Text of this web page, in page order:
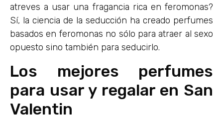
atreves a usar una fragancia rica en feromonas?
Sí, la ciencia de la seducción ha creado perfumes
basados en feromonas no sólo para atraer al sexo
opuesto sino también para seducirlo.
Los mejores perfumes
para usar y regalar en San
Valentin